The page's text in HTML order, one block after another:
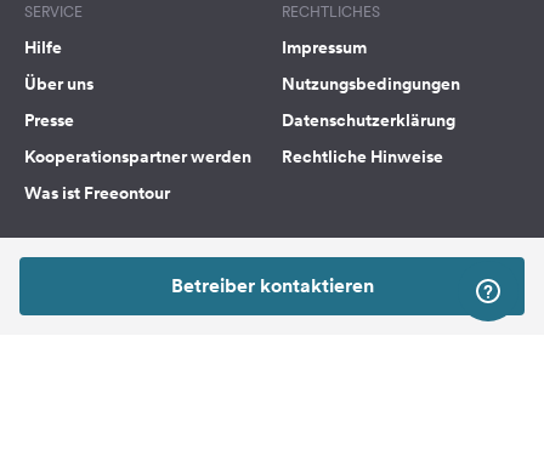
Betreiber kontaktieren
SERVICE
Hilfe
Über uns
Presse
Kooperationspartner werden
Was ist Freeontour
RECHTLICHES
Impressum
Nutzungsbedingungen
Datenschutzerklärung
Rechtliche Hinweise
FREEONTOUR APPS